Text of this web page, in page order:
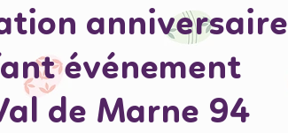
anniversaire
événement
de Marne 94